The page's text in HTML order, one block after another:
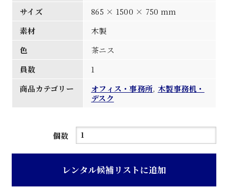
サイズ
865 × 1500 × 750 mm
素材
木製
色
茶ニス
員数
1
商品カテゴリー
オフィス・事務所, 木製事務机・
デスク
個数
茶
塗
レンタル候補リストに追加